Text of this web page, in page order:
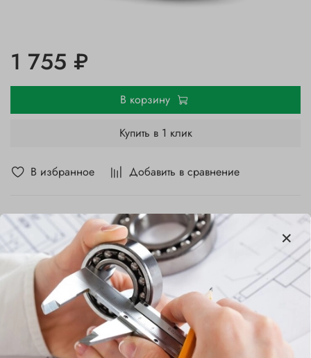
В избранное Добавить в сравнение
1 755 ₽
В корзину
Купить в 1 клик
Характеристики
Бренд